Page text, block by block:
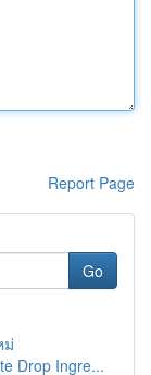
Report Page
Go
ม่
Drop Ingre...